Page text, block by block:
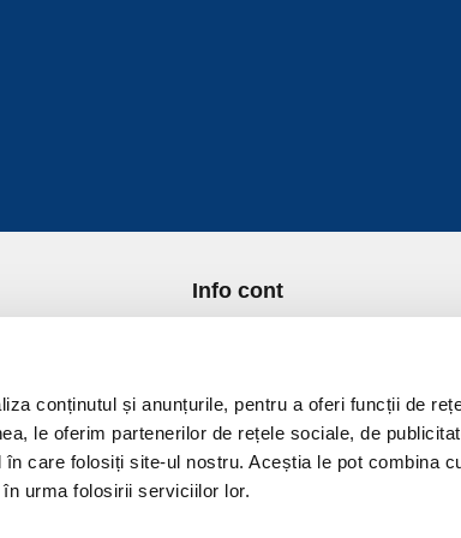
conținutul și anunțurile, pentru a oferi funcții de
le oferim partenerilor de rețele sociale, de
care folosiți site-ul nostru. Aceștia le pot combina
urma folosirii serviciilor lor.
Info cont
Lista Favorite
GDPR - Protectia datelor
Contact